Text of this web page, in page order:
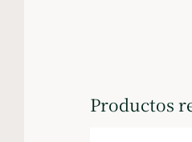
Productos